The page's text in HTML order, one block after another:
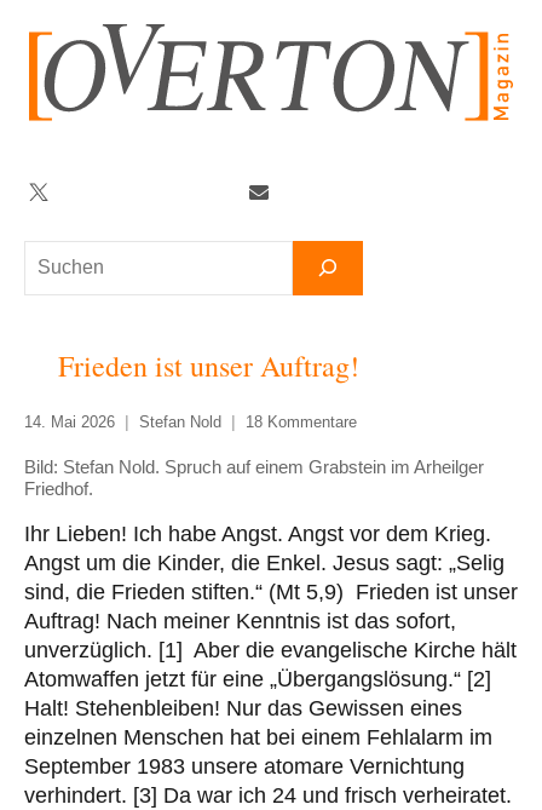
springen
Suchen
Twitter
Frieden ist unser Auftrag!
14. Mai 2026 Stefan Nold 18 Kommentare
Bild: Stefan Nold. Spruch auf einem Grabstein im Arheilger
Friedhof.
Ihr Lieben! Ich habe Angst. Angst vor dem Krieg.
Angst um die Kinder, die Enkel. Jesus sagt: „Selig
sind, die Frieden stiften.“ (Mt 5,9) Frieden ist unser
Auftrag! Nach meiner Kenntnis ist das sofort,
unverzüglich. [1] Aber die evangelische Kirche hält
Atomwaffen jetzt für eine „Übergangslösung.“ [2]
Halt! Stehenbleiben! Nur das Gewissen eines
einzelnen Menschen hat bei einem Fehlalarm im
September 1983 unsere atomare Vernichtung
verhindert. [3] Da war ich 24 und frisch verheiratet.